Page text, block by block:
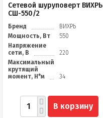
Сетевой шуруповерт ВИХРЬ
СШ-550/2
Бренд
ВИХРЬ
Мощность, Вт
550
Напряжение
сети, В
220
Максимальный
крутящий
момент, Н*м
34
В корзину